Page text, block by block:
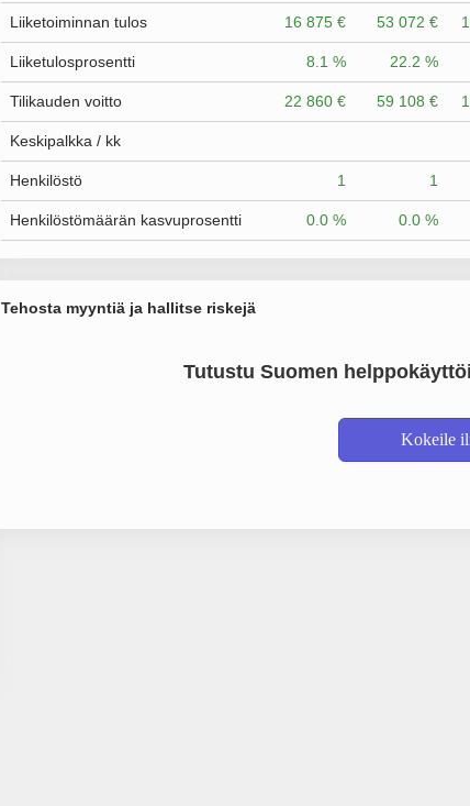
Liiketoiminnan tulos 16 875 € 53 072 €
Liiketulosprosentti 8.1 % 22.2 %
Tilikauden voitto 22 860 € 59 108 €
Keskipalkka / kk
Henkilöstö 1 1
Henkilöstömäärän kasvuprosentti 0.0 % 0.0 %
Tehosta myyntiä ja hallitse riskejä
Tutustu Suomen
Kokeile